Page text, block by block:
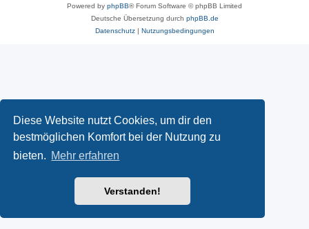
Diese Website nutzt Cookies, um dir den
bestmöglichen Komfort bei der Nutzung zu
bieten. Mehr erfahren
Verstanden!
Powered by phpBB® Forum Software © phpBB Limited
Deutsche Übersetzung durch phpBB.de
Datenschutz| Nutzungsbedingungen